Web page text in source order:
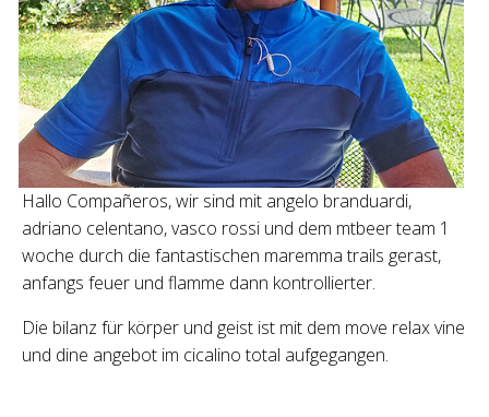
Hallo Compañeros, wir sind mit angelo branduardi,
adriano celentano, vasco rossi und dem mtbeer team 1
woche durch die fantastischen maremma trails gerast,
anfangs feuer und flamme dann kontrollierter.
Die bilanz für körper und geist ist mit dem move relax vine
und dine angebot im cicalino total aufgegangen.